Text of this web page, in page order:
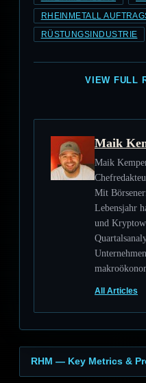
RHEINMETALL
RÜSTUNGSINDUSTRIE
VIEW FULL
Maik
Maik
Mit
Lebensjahr
und
All Articles
RHM — Key Metrics &